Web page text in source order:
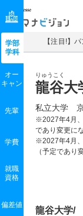
マ
【注目!】
りゅうこく
龍谷大
私立大学
※2027年4月
であり変更に
※2027年4月
（予定であり
学部
学科
オー
キャン
先輩
学費
就職
資格
偏差値
龍谷大学/